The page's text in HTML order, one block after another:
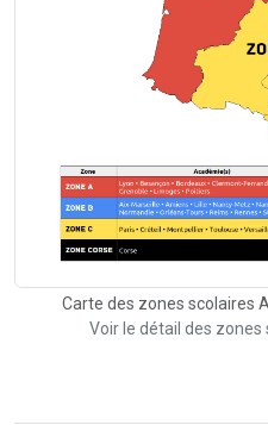
Carte des zones scolaires
Voir le détail des